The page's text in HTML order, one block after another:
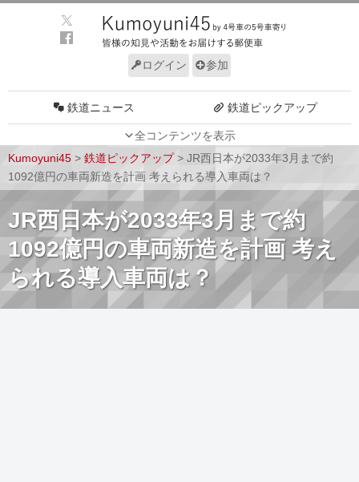
ログイン 参加
全コンテンツを表示
鉄道ニュース 鉄道ピックアップ
車両技術 路線探訪
ルール サイトについて
Kumoyuni45 > 鉄道ピックアップ> JR西日本が2033年3月まで約
1092億円の車両新造を計画 考えられる導入車両は？
JR西日本が2033年3月まで約
1092億円の車両新造を計画 考え
られる導入車両は？